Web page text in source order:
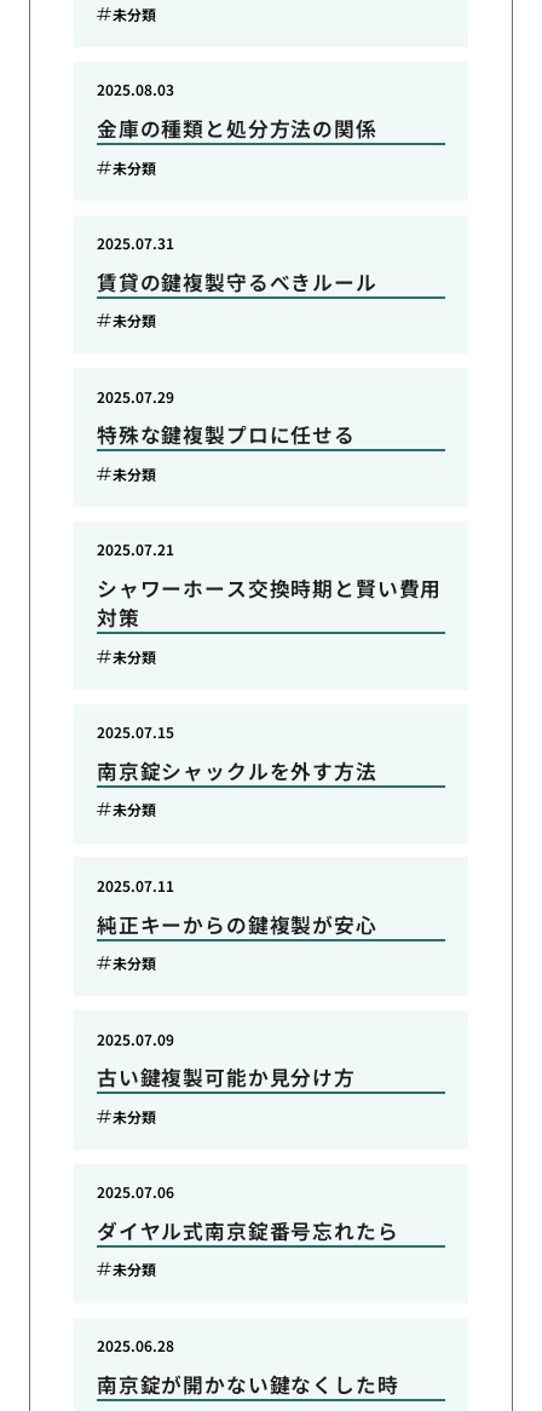
未分類
金庫の種類と処分方法の関係
2025.08.03
未分類
賃貸の鍵複製守るべきルール
2025.07.31
未分類
特殊な鍵複製プロに任せる
2025.07.29
未分類
シャワーホース交換時期と賢い費用
対策
2025.07.21
未分類
南京錠シャックルを外す方法
2025.07.15
未分類
純正キーからの鍵複製が安心
2025.07.11
未分類
古い鍵複製可能か見分け方
2025.07.09
未分類
ダイヤル式南京錠番号忘れたら
2025.07.06
未分類
南京錠が開かない鍵なくした時
2025.06.28